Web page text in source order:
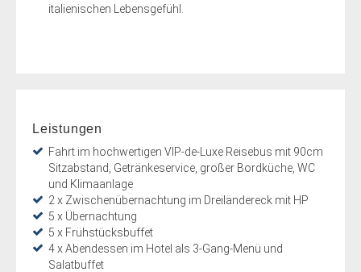
italienischen Lebensgefühl.
Leistungen
Fahrt im hochwertigen VIP-de-Luxe Reisebus mit 90cm
Sitzabstand, Getränkeservice, großer Bordküche, WC
und Klimaanlage
2 x Zwischenübernachtung im Dreiländereck mit HP
5 x Übernachtung
5 x Frühstücksbuffet
4 x Abendessen im Hotel als 3-Gang-Menü und
Salatbuffet